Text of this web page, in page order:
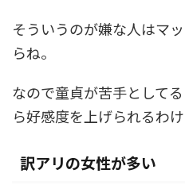
そういうのが嫌な人はマ
らね。
なので童貞が苦手として
ら好感度を上げられるわけ
訳アリの女性が多い